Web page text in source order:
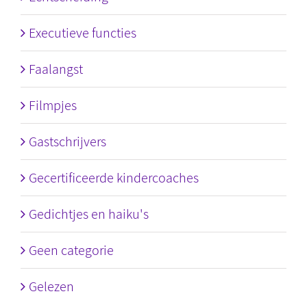
Executieve functies
Faalangst
Filmpjes
Gastschrijvers
Gecertificeerde kindercoaches
Gedichtjes en haiku's
Geen categorie
Gelezen